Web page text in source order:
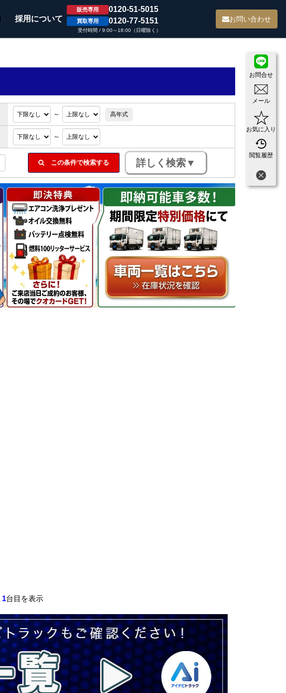
採用について
販売専用 0120-51-5015
買取専用 0120-77-5151
受付時間 / 9:00～18:00（日曜除く）
お問い合わせ
お問合せ
メール
お気に入り
閲覧履歴
～
この条件で検索する
～ 高年式
1台目を表示